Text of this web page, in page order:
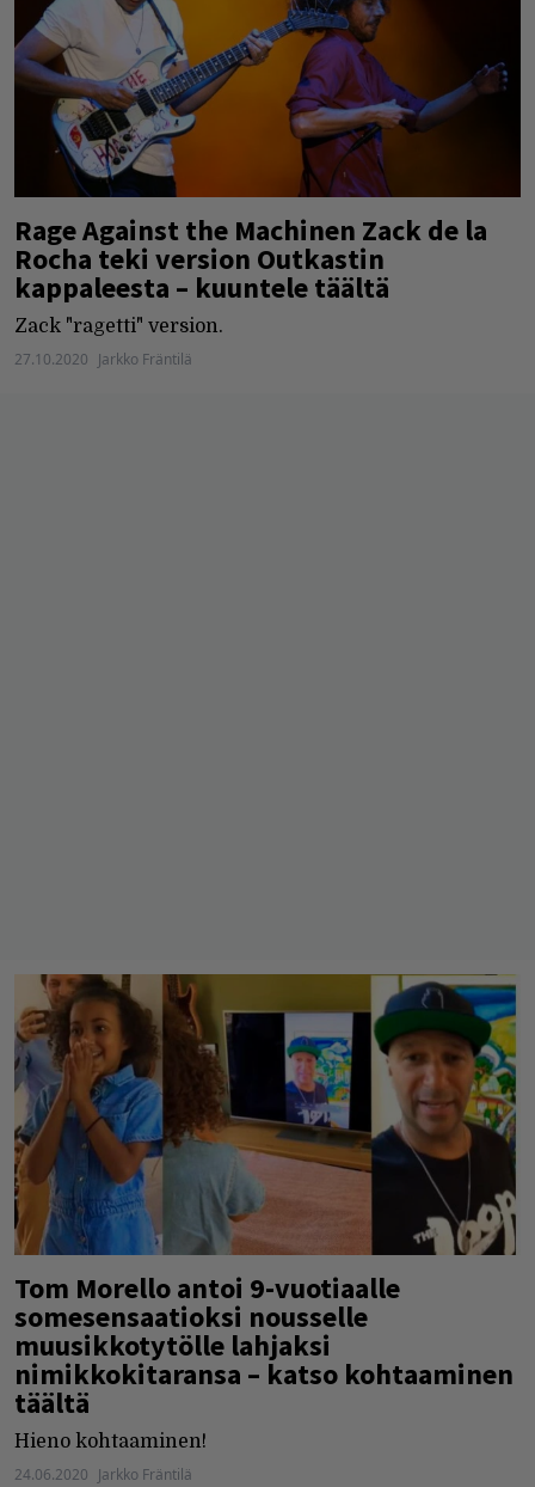
Rage Against the Machinen Zack de la
Rocha teki version Outkastin
kappaleesta – kuuntele täältä
Zack "ragetti" version.
27.10.2020 Jarkko Fräntilä
Tom Morello antoi 9-vuotiaalle
somesensaatioksi nousselle
muusikkotytölle lahjaksi
nimikkokitaransa – katso kohtaaminen
täältä
Hieno kohtaaminen!
24.06.2020 Jarkko Fräntilä